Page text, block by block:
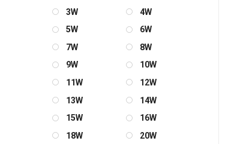
Âm Trần ELV 7W
VL07-072-TMA
THÊM VÀO GIỎ
3W
4W
5W
6W
7W
8W
9W
10W
11W
12W
13W
14W
15W
16W
18W
20W